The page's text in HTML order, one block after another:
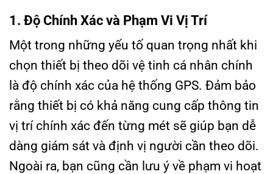
1. Độ Chính Xác và Phạm Vi Vị Trí
Một trong những yếu tố quan trọng nhất khi
chọn thiết bị theo dõi vệ tinh cá nhân chính
là độ chính xác của hệ thống GPS. Đảm bảo
rằng thiết bị có khả năng cung cấp thông tin
vị trí chính xác đến từng mét sẽ giúp bạn dễ
dàng giám sát và định vị người cần theo dõi.
Ngoài ra, bạn cũng cần lưu ý về phạm vi hoạt